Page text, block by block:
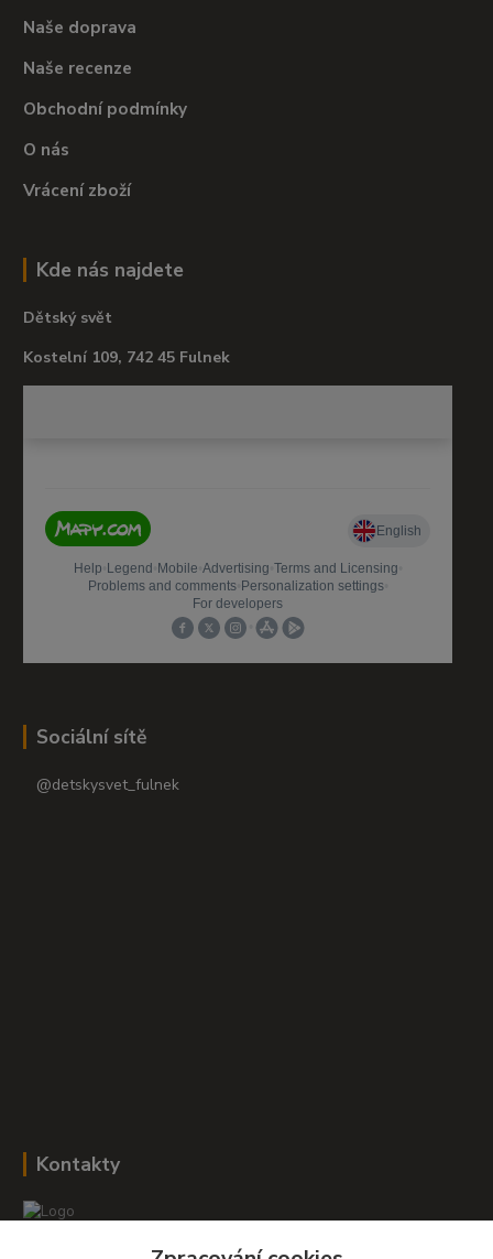
Naše doprava
Naše recenze
Obchodní podmínky
O nás
Vrácení zboží
Kde nás najdete
Dětský svět
Kostelní 109, 742 45 Fulnek
Sociální sítě
@detskysvet_fulnek
Kontakty